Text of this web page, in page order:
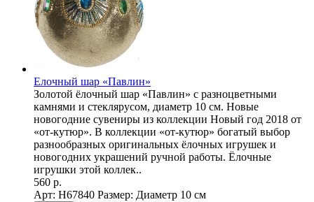
Елочный шар «Павлин»
Золотой ёлочный шар «Павлин» с разноцветными
камнями и стеклярусом, диаметр 10 см. Новые
новогодние сувениры из коллекции Новый год 2018 от
«от-кутюр». В коллекции «от-кутюр» богатый выбор
разнообразных оригинальных ёлочных игрушек и
новогодних украшений ручной работы. Ёлочные
игрушки этой коллек..
560 р.
Арт: Н67840 Размер: Диаметр 10 см